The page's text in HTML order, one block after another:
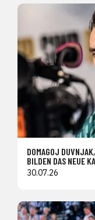
DOMAGOJ
BILDEN DAS NEUE
30.07.26